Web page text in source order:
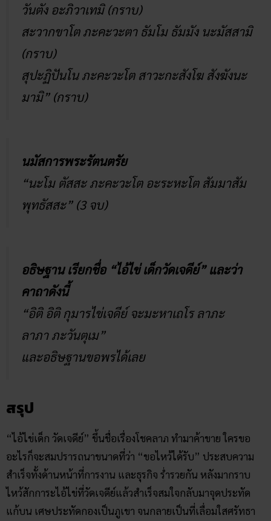
วันตัง อะภิวาเทมิ (กราบ)
สะวากขาโต ภะคะวะตา ธัมโม ธัมมัง นะมัสสามิ
(กราบ)
สุปะฏิปันโน ภะคะวะโต สาวะกะสังโฆ สังฆังนะ
มามิ” (กราบ)
นมัสการพระรัตนตรัย
“นะโม ตัสสะ ภะคะวะโต อะระหะโต สัมมาสัม
พุทธัสสะ” (3 จบ)
อธิษฐาน เรียกชื่อ “ไอ้ไข่ เด็กวัดเจดีย์” และว่า
คาถาดังนี้
“อิติ อิติ กุมารไข่เจดีย์ จะมะหาเถโร ลาภะ
ลาภา ภะวันตุเม”
และอธิษฐานขอพรได้เลย
สรุป
“ไอ้ไข่เด็ก วัดเจดีย์” ขึ้นชื่อเรื่องโชคลาภ ทำมาค้าขาย ใครขอ
อะไรก็จะสมปรารถนาขนาดที่ว่า “ขอไหว้ได้รับ” ประสบความ
สำเร็จทั้งด้านหน้าที่การงาน และธุรกิจ ร่ำรวยกัน หลังมากราบ
ไหว้สักการะไอ้ไข่ที่วัดเจดีย์แล้วสำเร็จสมใจกลับมาจุดประทัด
แก้บน เศษประทัดกองเป็นภูเขา จนกลายเป็นที่เลื่อมใสศรัทธา